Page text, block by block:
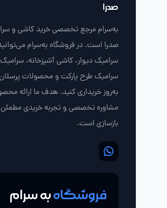
صدرا
به‌سرام مرجع تخصصی خرید کاشی و
صدرا است. در فروشگاه به‌سرام
سرامیک دیوار، کاشی آشپزخانه،
سرامیک طرح پارکت و محصولات
به‌روز خریداری کنید. هدف ما ارائه
مشاوره تخصصی و تجربه خریدی مطمئن
بازسازی است.
فروشگاهبه سرام